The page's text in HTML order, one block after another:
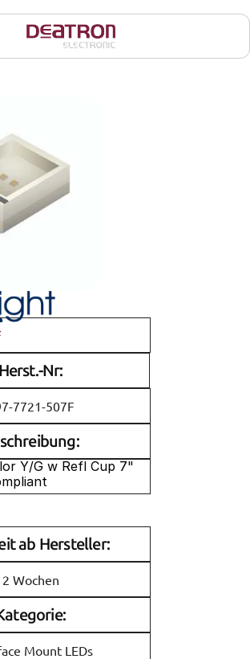
Herst.-Nr:
7721-507F
ab Hersteller:
2 Wochen
Mount LEDs